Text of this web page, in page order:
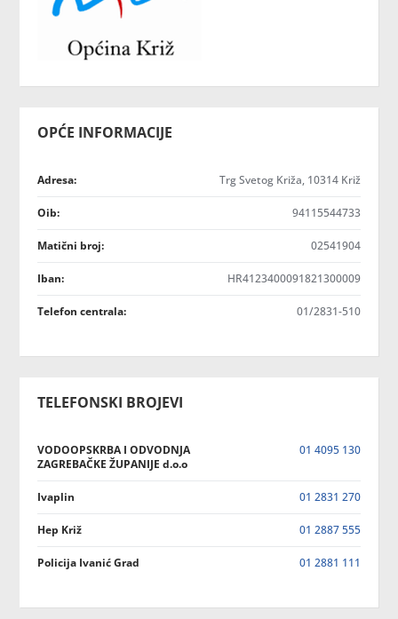
OPĆE INFORMACIJE
Adresa: Trg Svetog Križa, 10314 Križ
Oib: 94115544733
Matični broj: 02541904
Iban: HR4123400091821300009
Telefon centrala: 01/2831-510
TELEFONSKI BROJEVI
VODOOPSKRBA I ODVODNJA
ZAGREBAČKE ŽUPANIJE d.o.o
01 4095 130
Ivaplin 01 2831 270
Hep Križ 01 2887 555
Policija Ivanić Grad 01 2881 111